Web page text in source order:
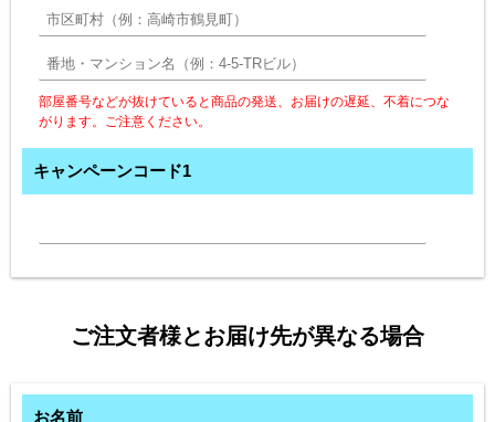
部屋番号などが抜けていると商品の発送、お届けの遅延、不着につな
がります。ご注意ください。
キャンペーンコード1
ご注文者様とお届け先が異なる場合
お名前